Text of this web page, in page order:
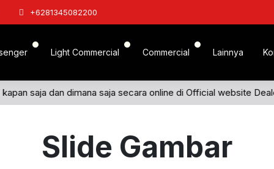
+6281345082200
Light Commercial Commercial Lainnya
saja dan dimana saja secara online di Official website
Slide Gambar